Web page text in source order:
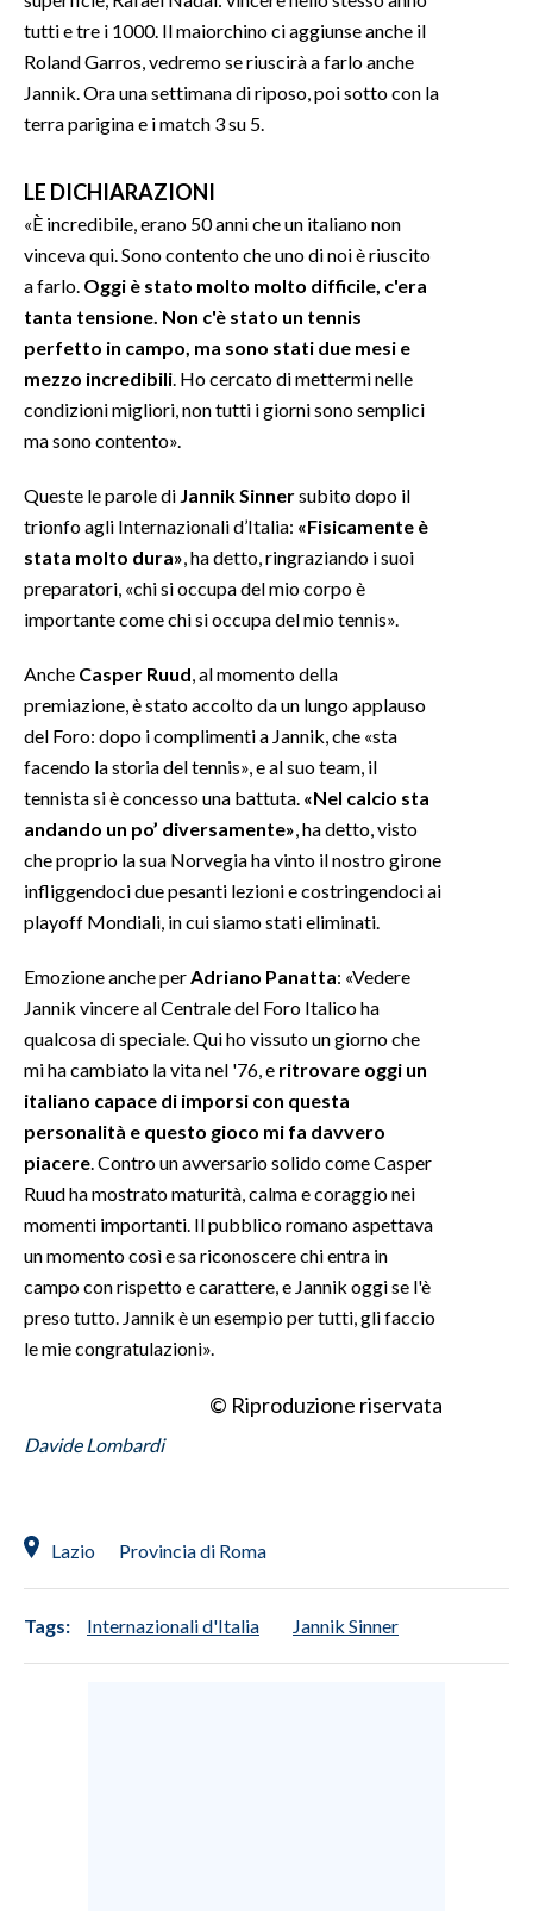
tutti e tre i 1000. Il maiorchino ci aggiunse anche il
Roland Garros, vedremo se riuscirà a farlo anche
Jannik. Ora una settimana di riposo, poi sotto con la
terra parigina e i match 3 su 5.
LE DICHIARAZIONI
«È incredibile, erano 50 anni che un italiano non
vinceva qui. Sono contento che uno di noi è riuscito
a farlo. Oggi è stato molto molto difficile, c'era
tanta tensione. Non c'è stato un tennis
perfetto in campo, ma sono stati due mesi e
mezzo incredibili . Ho cercato di mettermi nelle
condizioni migliori, non tutti i giorni sono semplici
ma sono contento».
Queste le parole di Jannik Sinnersubito dopo il
trionfo agli Internazionali d’Italia: «Fisicamente è
stata molto dura» , ha detto, ringraziando i suoi
preparatori, «chi si occupa del mio corpo è
importante come chi si occupa del mio tennis».
Anche Casper Ruud , al momento della
premiazione, è stato accolto da un lungo applauso
del Foro: dopo i complimenti a Jannik, che «sta
facendo la storia del tennis», e al suo team, il
tennista si è concesso una battuta. «Nel calcio sta
andando un po’ diversamente» , ha detto, visto
che proprio la sua Norvegia ha vinto il nostro girone
infliggendoci due pesanti lezioni e costringendoci ai
playoff Mondiali, in cui siamo stati eliminati.
Emozione anche per Adriano Panatta: «Vedere
Jannik vincere al Centrale del Foro Italico ha
qualcosa di speciale. Qui ho vissuto un giorno che
mi ha cambiato la vita nel '76, e ritrovare oggi un
italiano capace di imporsi con questa
personalità e questo gioco mi fa davvero
piacere . Contro un avversario solido come Casper
Ruud ha mostrato maturità, calma e coraggio nei
momenti importanti. Il pubblico romano aspettava
un momento così e sa riconoscere chi entra in
campo con rispetto e carattere, e Jannik oggi se l'è
preso tutto. Jannik è un esempio per tutti, gli faccio
le mie congratulazioni».
© Riproduzione riservata
Davide Lombardi
Lazio Provincia di Roma
Tags: Internazionali d'Italia Jannik Sinner